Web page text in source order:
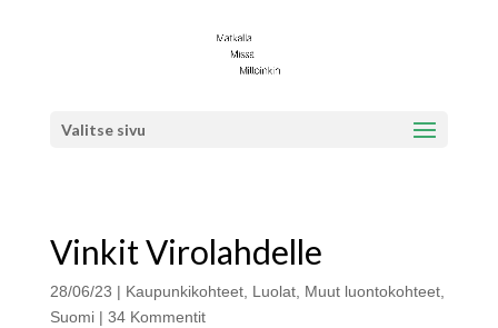
Valitse sivu
Vinkit Virolahdelle
28/06/23 | Kaupunkikohteet, Luolat, Muut luontokohteet,
Suomi| 34 Kommentit